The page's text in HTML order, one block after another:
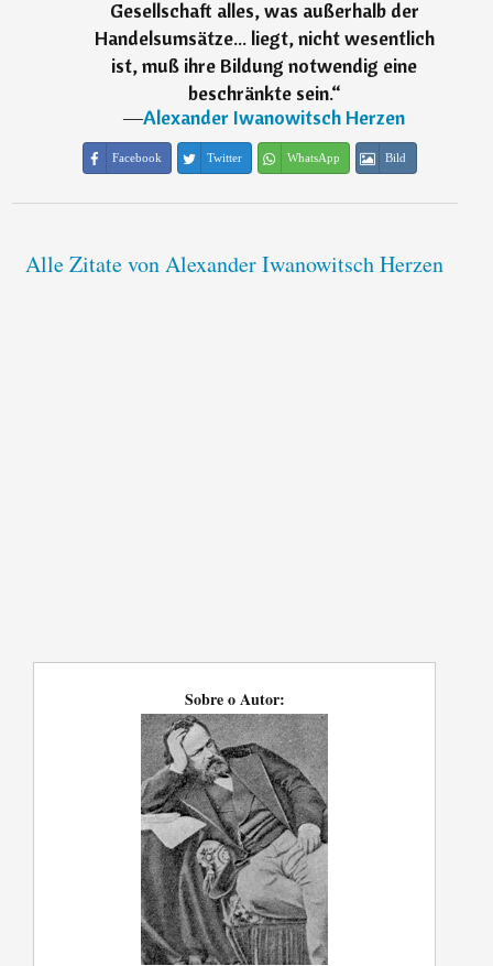
Gesellschaft alles, was außerhalb der
Handelsumsätze... liegt, nicht wesentlich
ist, muß ihre Bildung notwendig eine
beschränkte sein.“
―Alexander Iwanowitsch Herzen
Facebook Twitter WhatsApp Bild
Alle Zitate von Alexander Iwanowitsch Herzen
Sobre o Autor: